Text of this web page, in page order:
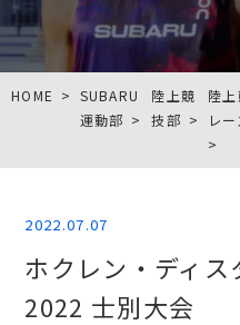
HOME
SUBARU
運動部
陸上競
技部
陸
レ
2022.07.07
ホクレン・ディ
2022 士別大会